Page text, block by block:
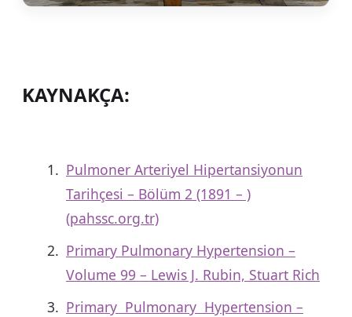
KAYNAKÇA:
Pulmoner Arteriyel Hipertansiyonun
Tarihçesi – Bölüm 2 (1891 – )
(pahssc.org.tr)
Primary Pulmonary Hypertension –
Volume 99 – Lewis J. Rubin, Stuart Rich
Primary Pulmonary Hypertension –